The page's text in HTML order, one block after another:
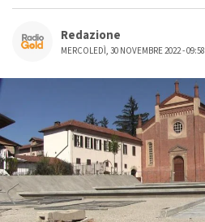
Redazione
MERCOLEDÌ, 30 NOVEMBRE 2022 - 09:58